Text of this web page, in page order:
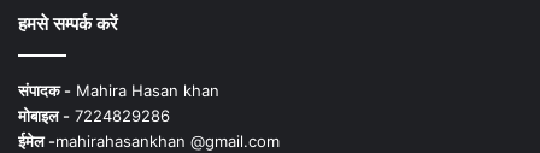
हमसे सम्पर्क करें
संपादक - Mahira Hasan khan
मोबाइल - 7224829286
ईमेल -mahirahasankhan @gmail.com